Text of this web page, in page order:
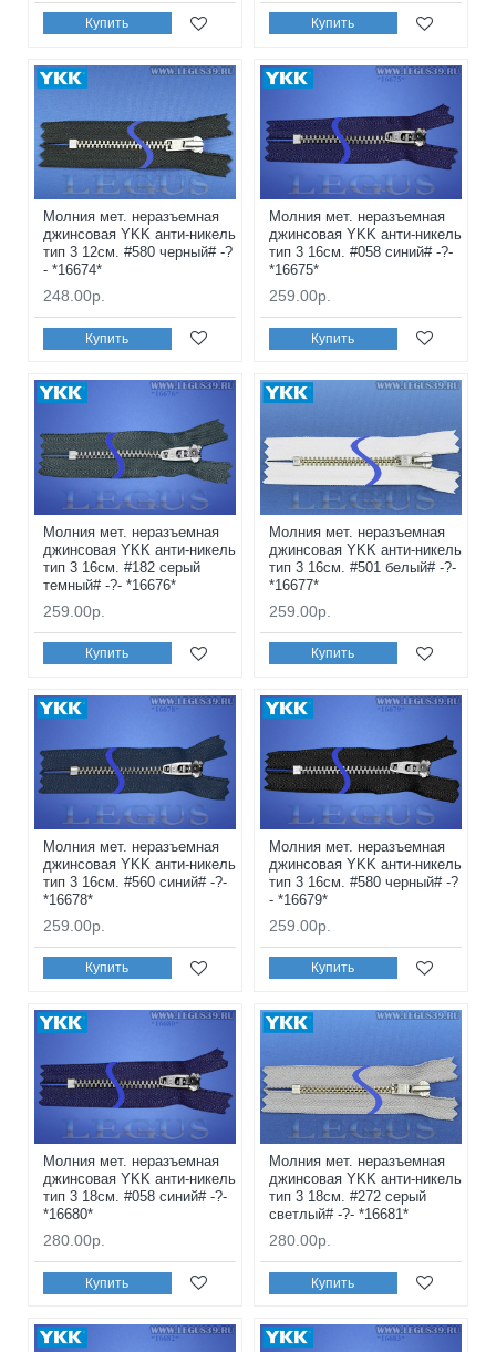
Купить Купить
Молния мет. неразъемная
джинсовая YKK анти-никель
тип 3 12см. #580 черный# -?
- *16674*
248.00р.
Купить
Молния мет. неразъемная
джинсовая YKK анти-никель
тип 3 16см. #058 синий# -?-
*16675*
259.00р.
Купить
Молния мет. неразъемная
джинсовая YKK анти-никель
тип 3 16см. #182 серый
темный# -?- *16676*
259.00р.
Купить
Молния мет. неразъемная
джинсовая YKK анти-никель
тип 3 16см. #501 белый# -?-
*16677*
259.00р.
Купить
Молния мет. неразъемная
джинсовая YKK анти-никель
тип 3 16см. #560 синий# -?-
*16678*
259.00р.
Купить
Молния мет. неразъемная
джинсовая YKK анти-никель
тип 3 16см. #580 черный# -?
- *16679*
259.00р.
Купить
Молния мет. неразъемная
джинсовая YKK анти-никель
тип 3 18см. #058 синий# -?-
*16680*
280.00р.
Купить
Молния мет. неразъемная
джинсовая YKK анти-никель
тип 3 18см. #272 серый
светлый# -?- *16681*
280.00р.
Купить